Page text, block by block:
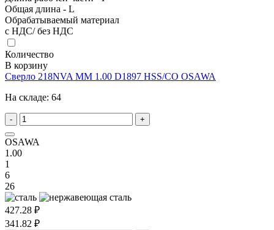
Общая длина - L
Обрабатываемый материал
с НДС/ без НДС
Количество
В корзину
Сверло 218NVA MM 1.00 D1897 HSS/CO OSAWA
На складе: 64
- +
OSAWA
1.00
1
6
26
427.28 ₽
341.82 ₽